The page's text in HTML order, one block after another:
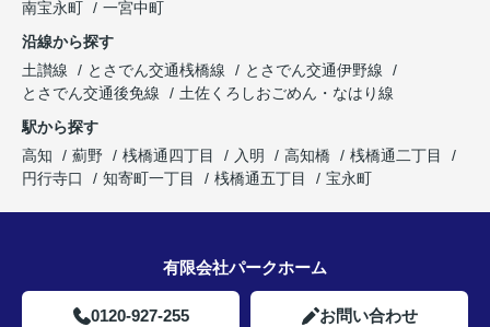
南宝永町
一宮中町
沿線から探す
土讃線
とさでん交通桟橋線
とさでん交通伊野線
とさでん交通後免線
土佐くろしおごめん・なはり線
駅から探す
高知
薊野 桟橋通四丁目 入明 高知橋
桟橋通二丁目
円行寺口
知寄町一丁目 桟橋通五丁目 宝永町
有限会社パークホーム
0120-927-255 お問い合わせ